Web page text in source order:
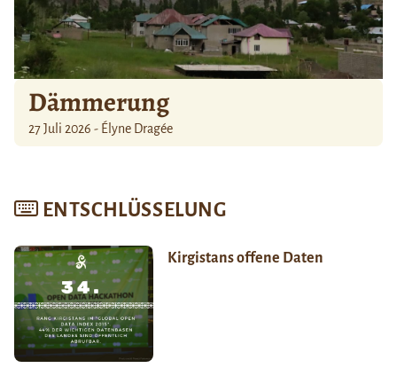
Dämmerung
27 Juli 2026 - Élyne Dragée
ENTSCHLÜSSELUNG
Kirgistans offene Daten